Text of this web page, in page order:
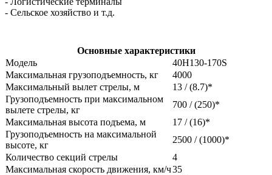
- Сельское хозяйство и т.д.
Основные характеристики
Модель
40H130-170S
Максимальная грузоподъемность, кг
4000
Максимальный вылет стрелы, м
13 / (8.7)*
Грузоподъемность при максимальном
вылете стрелы, кг
700 / (250)*
Максимальная высота подъема, м
17 / (16)*
Грузоподъемность на максимальной
высоте, кг
2500 / (1000)*
Количество секций стрелы
4
Максимальная скорость движения, км/ч35